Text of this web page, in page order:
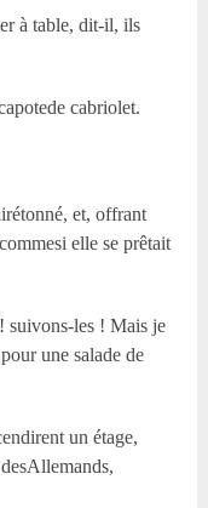
à table, dit-il, ils
cabriolet.
et, offrant
elle se prêtait
suivons-les ! Mais je
une salade de
un étage,